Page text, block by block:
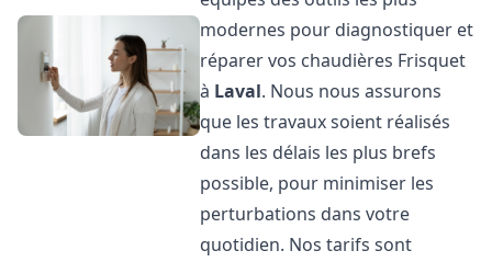
modernes pour diagnostiquer et
réparer vos chaudières Frisquet
à Laval. Nous nous assurons
que les travaux soient réalisés
dans les délais les plus brefs
possible, pour minimiser les
perturbations dans votre
quotidien. Nos tarifs sont